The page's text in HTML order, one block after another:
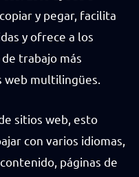
y pegar, facilita
y ofrece a los
trabajo más
multilingües.
sitios web, esto
con varios idiomas,
páginas de